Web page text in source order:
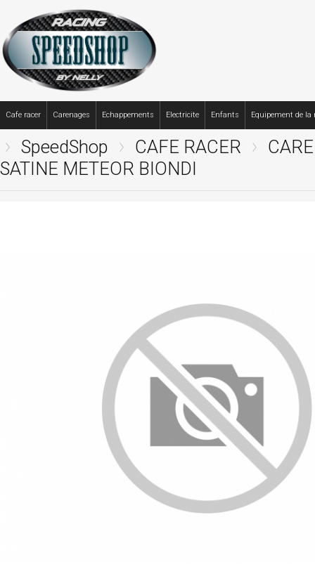
Cafe racer Carenages Echappements Electricite Enfants Equipement de la
SpeedShop CAFE RACER
SATINE METEOR BIONDI